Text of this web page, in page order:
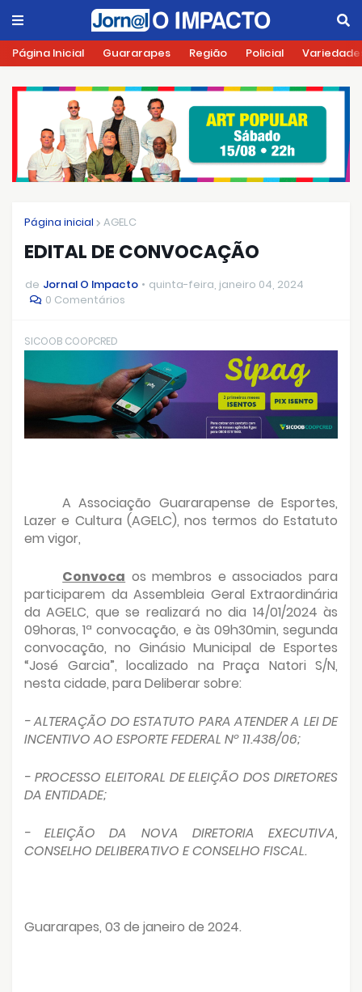
Página Inicial Guararapes Região Policial
Página inicial AGELC
EDITAL DE CONVOCAÇÃO
de Jornal O Impacto
quinta-feira, janeiro 04, 2024
0 Comentários
SICOOB COOPCRED
A Associação Guararapense de Esportes,
Lazer e Cultura (AGELC), nos termos do Estatuto
em vigor,
Convoca os membros e associados para
participarem da Assembleia Geral Extraordinária
da AGELC, que se realizará no dia 14/01/2024 às
09horas, 1ª convocação, e às 09h30min, segunda
convocação, no Ginásio Municipal de Esportes
“José Garcia”, localizado na Praça Natori S/N,
nesta cidade, para Deliberar sobre:
- ALTERAÇÃO DO ESTATUTO PARA ATENDER A LEI DE
INCENTIVO AO ESPORTE FEDERAL Nº 11.438/06;
- PROCESSO ELEITORAL DE ELEIÇÃO DOS DIRETORES
DA ENTIDADE;
- ELEIÇÃO DA NOVA DIRETORIA EXECUTIVA,
CONSELHO DELIBERATIVO E CONSELHO FISCAL.
Guararapes, 03 de janeiro de 2024.